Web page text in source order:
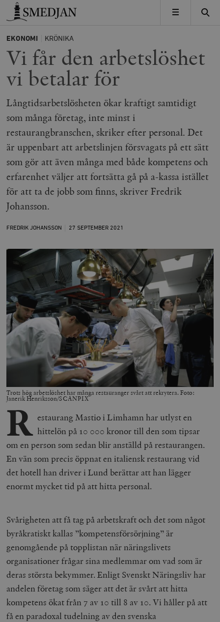
Timbro
MENY
EKONOMI KRÖNIKA
Vi får den arbetslöshet
vi betalar för
Långtidsarbetslösheten ökar kraftigt samtidigt
som många företag, inte minst i
restaurangbranschen, skriker efter personal. Det
är uppenbart att arbetslinjen försvagats på ett sätt
som gör att även många med både kompetens och
erfarenhet väljer att fortsätta gå på a-kassa istället
för att ta de jobb som finns, skriver Fredrik
Johansson.
FREDRIK JOHANSSON 27 SEPTEMBER 2021
Trots hög arbetslöshet har många restauranger svårt att rekrytera. Foto:
Janerik Henriksson/SCANPIX
R estaurang Mastio i Limhamn har utlyst en
hittelön på 10 000 kronor till den som tipsar
om en person som sedan blir anställd på restaurangen.
En vän som precis öppnat en italiensk restaurang vid
det hotell han driver i Lund berättar att han lägger
enormt mycket tid på att hitta personal.
Svårigheten att få tag på arbetskraft och det som något
byråkratiskt kallas ”kompetensförsörjning” är
genomgående på topplistan när näringslivets
organisationer frågar sina medlemmar om vad som är
deras största bekymmer. Enligt Svenskt Näringsliv har
andelen företag som säger att det är svårt att hitta
kompetens ökat från 7 av 10 till 8 av 10. Vi håller på att
få en paradoxal tudelning av den svenska